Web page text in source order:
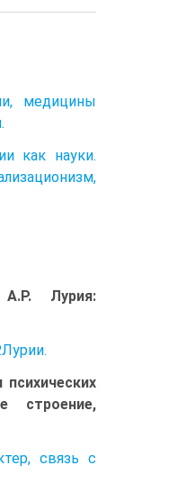
медицины
как науки.
Лурия:
строение,
связь с